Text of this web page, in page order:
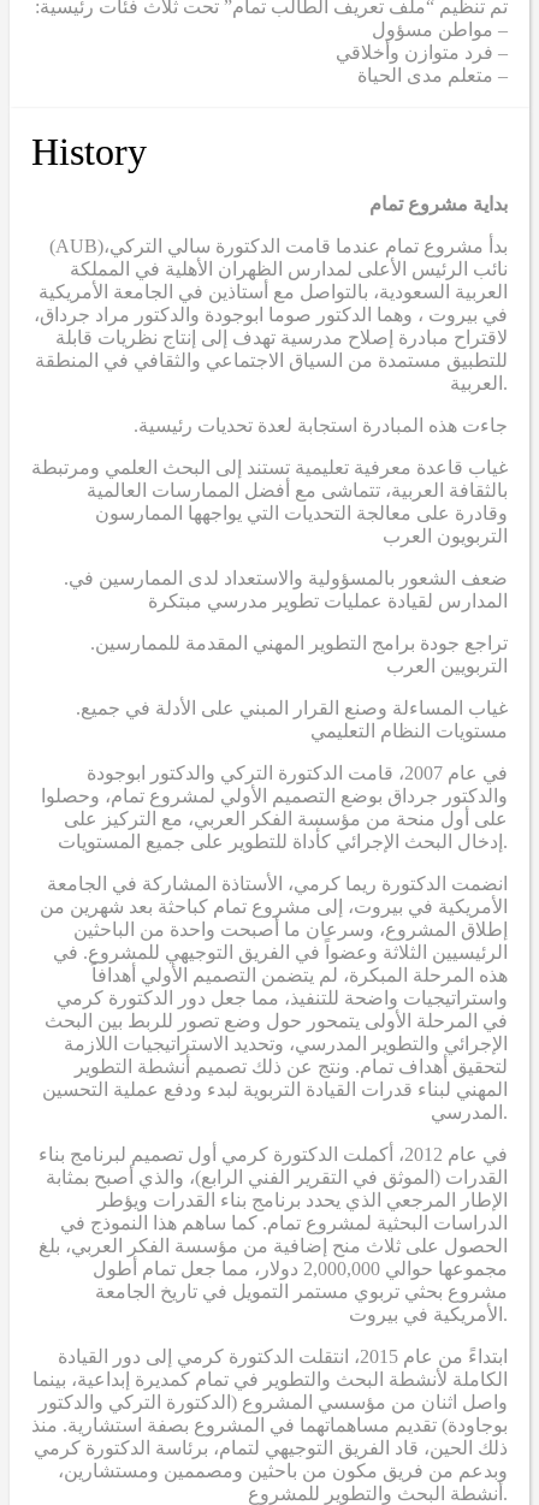
تم تنظيم “ملف تعريف الطالب تمام” تحت ثلاث فئات رئيسية:
– مواطن مسؤول
– فرد متوازن وأخلاقي
– متعلم مدى الحياة
History
بداية مشروع تمام
(AUB)بدأ مشروع تمام عندما قامت الدكتورة سالي التركي،
نائب الرئيس الأعلى لمدارس الظهران الأهلية في المملكة
العربية السعودية، بالتواصل مع أستاذين في الجامعة الأمريكية
في بيروت ، وهما الدكتور صوما ابوجودة والدكتور مراد جرداق،
لاقتراح مبادرة إصلاح مدرسية تهدف إلى إنتاج نظريات قابلة
للتطبيق مستمدة من السياق الاجتماعي والثقافي في المنطقة
العربية.
.جاءت هذه المبادرة استجابة لعدة تحديات رئيسية
غياب قاعدة معرفية تعليمية تستند إلى البحث العلمي ومرتبطة
بالثقافة العربية، تتماشى مع أفضل الممارسات العالمية
وقادرة على معالجة التحديات التي يواجهها الممارسون
التربويون العرب
.ضعف الشعور بالمسؤولية والاستعداد لدى الممارسين في
المدارس لقيادة عمليات تطوير مدرسي مبتكرة
.تراجع جودة برامج التطوير المهني المقدمة للممارسين
التربويين العرب
.غياب المساءلة وصنع القرار المبني على الأدلة في جميع
مستويات النظام التعليمي
في عام 2007، قامت الدكتورة التركي والدكتور ابوجودة
والدكتور جرداق بوضع التصميم الأولي لمشروع تمام، وحصلوا
على أول منحة من مؤسسة الفكر العربي، مع التركيز على
إدخال البحث الإجرائي كأداة للتطوير على جميع المستويات.
انضمت الدكتورة ريما كرمي، الأستاذة المشاركة في الجامعة
الأمريكية في بيروت، إلى مشروع تمام كباحثة بعد شهرين من
إطلاق المشروع، وسرعان ما أصبحت واحدة من الباحثين
الرئيسيين الثلاثة وعضواً في الفريق التوجيهي للمشروع. في
هذه المرحلة المبكرة، لم يتضمن التصميم الأولي أهدافاً
واستراتيجيات واضحة للتنفيذ، مما جعل دور الدكتورة كرمي
في المرحلة الأولى يتمحور حول وضع تصور للربط بين البحث
الإجرائي والتطوير المدرسي، وتحديد الاستراتيجيات اللازمة
لتحقيق أهداف تمام. ونتج عن ذلك تصميم أنشطة التطوير
المهني لبناء قدرات القيادة التربوية لبدء ودفع عملية التحسين
المدرسي.
في عام 2012، أكملت الدكتورة كرمي أول تصميم لبرنامج بناء
القدرات (الموثق في التقرير الفني الرابع)، والذي أصبح بمثابة
الإطار المرجعي الذي يحدد برنامج بناء القدرات ويؤطر
الدراسات البحثية لمشروع تمام. كما ساهم هذا النموذج في
الحصول على ثلاث منح إضافية من مؤسسة الفكر العربي، بلغ
مجموعها حوالي 2,000,000 دولار، مما جعل تمام أطول
مشروع بحثي تربوي مستمر التمويل في تاريخ الجامعة
الأمريكية في بيروت.
ابتداءً من عام 2015، انتقلت الدكتورة كرمي إلى دور القيادة
الكاملة لأنشطة البحث والتطوير في تمام كمديرة إبداعية، بينما
واصل اثنان من مؤسسي المشروع (الدكتورة التركي والدكتور
بوجاودة) تقديم مساهماتهما في المشروع بصفة استشارية. منذ
ذلك الحين، قاد الفريق التوجيهي لتمام، برئاسة الدكتورة كرمي
وبدعم من فريق مكون من باحثين ومصممين ومستشارين،
أنشطة البحث والتطوير للمشروع.